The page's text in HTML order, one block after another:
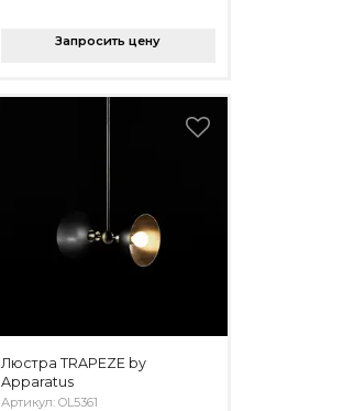
Запросить цену
Люстра TRAPEZE by
Apparatus
Артикул: OL5361